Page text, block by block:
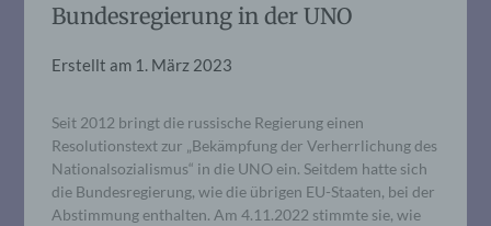
Bundesregierung in der UNO
Erstellt am 1. März 2023
Seit 2012 bringt die russische Regierung einen
Resolutionstext zur „Bekämpfung der Verherrlichung des
Nationalsozialismus“ in die UNO ein. Seitdem hatte sich
die Bundesregierung, wie die übrigen EU-Staaten, bei der
Abstimmung enthalten. Am 4.11.2022 stimmte sie, wie